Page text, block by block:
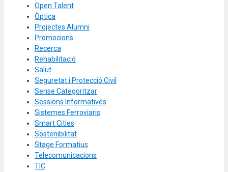
Open Talent
Òptica
Projectes Alumni
Promocions
Recerca
Rehabilitació
Salut
Seguretat i Protecció Civil
Sense Categoritzar
Sessions Informatives
Sistemes Ferroviaris
Smart Cities
Sostenibilitat
Stage Formatius
Telecomunicacions
TIC